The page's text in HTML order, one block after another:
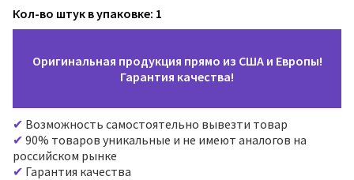
Кол-во штук в упаковке: 1
Оригинальная продукция прямо из США и Европы!
Гарантия качества!
Возможность самостоятельно вывезти товар
90% товаров уникальные и не имеют аналогов на
российском рынке
Гарантия качества